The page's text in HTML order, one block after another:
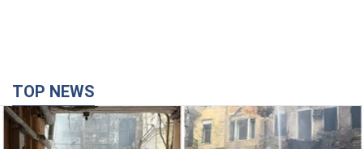
TOP NEWS